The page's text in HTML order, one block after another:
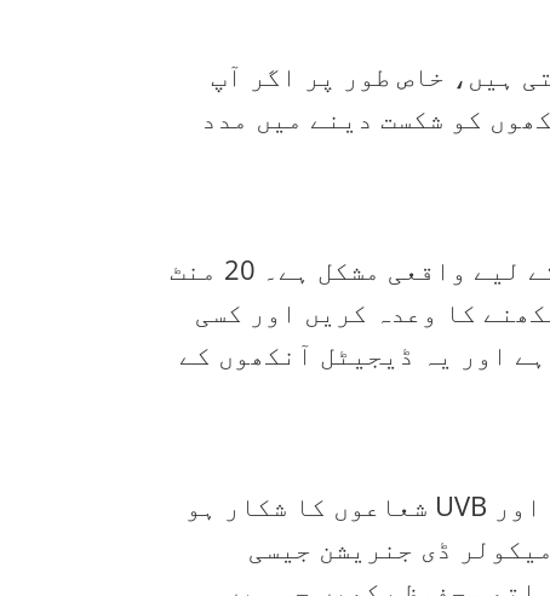
بہت بری لگتی ہیں، خاص طور پر اگر آپ
کو شکست دینے میں مدد
ہماری زندگی اسکرینوں کے گرد گھومتی ہے، اور یہ سکرین ٹائم آنکھوں کے لیے واقعی مشکل ہے۔ 20 منٹ
دیکھنے کا وعدہ کریں اور کسی
20-20-20 کا اصول کہا جاتا ہے اور یہ ڈیجیٹل آنکھوں کے
موسم کوئی بھی ہو، اگر سورج چمک رہا ہو تو آپ کی آنکھیں نقصان دہ UVA اور UVB شعاعوں کا شکار ہو
ڈی جنریشن جیسی